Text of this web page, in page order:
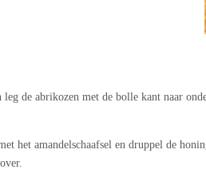
leg de abrikozen met de bolle kant naar
het amandelschaafsel en druppel de